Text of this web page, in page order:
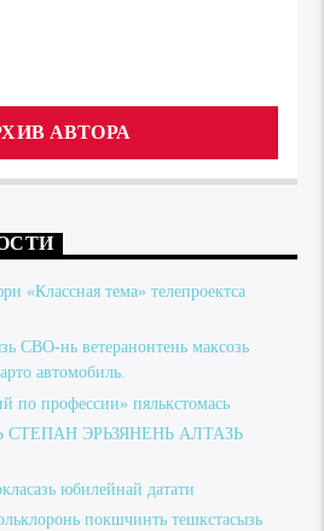
АВТОРА
«Классная тема» телепроектса
СВО-нь ветеранонтень максозь
автомобиль.
по профессии» пялькстомась
ЭРЬЗЯНЕНЬ АЛТАЗЬ
юбилейнай датати
покшчинть тешкстасызь